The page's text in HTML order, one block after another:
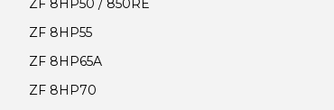
ZF 8HP50 / 850RE
ZF 8HP55
ZF 8HP65A
ZF 8HP70